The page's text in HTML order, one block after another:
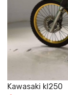
Kawasaki kl250